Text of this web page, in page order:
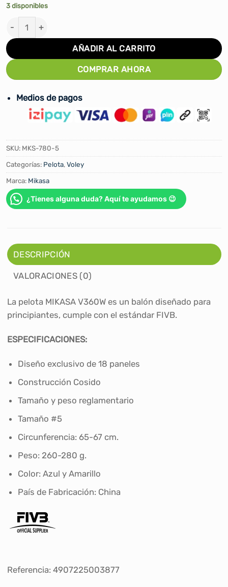
3 disponibles
PELOTA DE VOLEY MIKASA V360W TPU COSIDO - #5
AÑADIR AL CARRITO
COMPRAR AHORA
Medios de pagos
SKU: MKS-780-5
Categorías: Pelota,Voley
Marca: Mikasa
¿Tienes alguna duda? Aquí te ayudamos 😉
DESCRIPCIÓN
VALORACIONES (0)
La pelota MIKASA V360W es un balón diseñado para
principiantes, cumple con el estándar FIVB.
ESPECIFICACIONES:
Diseño exclusivo de 18 paneles
Construcción Cosido
Tamaño y peso reglamentario
Tamaño #5
Circunferencia: 65-67 cm.
Peso: 260-280 g.
Color: Azul y Amarillo
País de Fabricación: China
Referencia: 4907225003877